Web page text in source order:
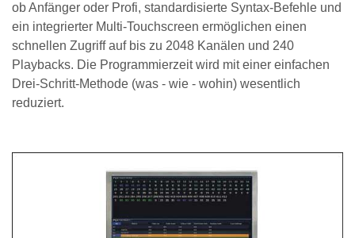
ob Anfänger oder Profi, standardisierte Syntax-Befehle und
ein integrierter Multi-Touchscreen ermöglichen einen
schnellen Zugriff auf bis zu 2048 Kanälen und 240
Playbacks. Die Programmierzeit wird mit einer einfachen
Drei-Schritt-Methode (was - wie - wohin) wesentlich
reduziert.